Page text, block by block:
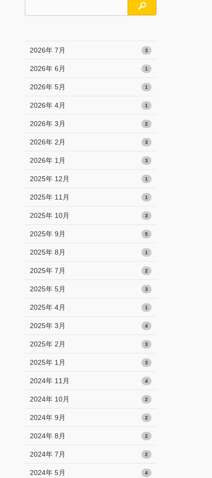
検索
2026年 7月 3
2026年 6月 1
2026年 5月 1
2026年 4月 1
2026年 3月 2
2026年 2月 3
2026年 1月 3
2025年 12月 1
2025年 11月 1
2025年 10月 3
2025年 9月 5
2025年 8月 1
2025年 7月 2
2025年 5月 3
2025年 4月 1
2025年 3月 4
2025年 2月 3
2025年 1月 3
2024年 11月 4
2024年 10月 2
2024年 9月 2
2024年 8月 2
2024年 7月 2
2024年 5月 4